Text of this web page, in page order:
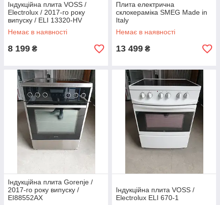
Індукційна плита VOSS /
Electrolux / 2017-го року
випуску / ELI 13320-HV
Немає в наявності
8 199 ₴
Плита електрична
склокераміка SMEG Made in
Italy
Немає в наявності
13 499 ₴
Індукційна плита Gorenje /
2017-го року випуску /
EI88552AX
Індукційна плита VOSS /
Electrolux ELI 670-1